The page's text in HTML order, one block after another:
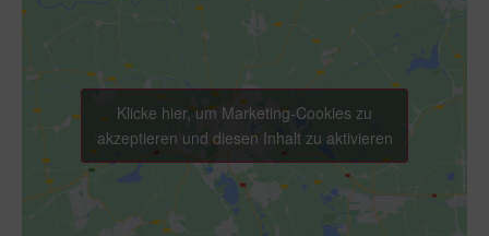
Klicke hier, um Marketing-Cookies zu
akzeptieren und diesen Inhalt zu aktivieren